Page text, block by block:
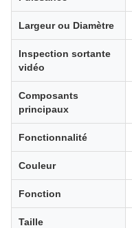
Largeur ou Diamètre
Inspection sortante
vidéo
Composants
principaux
Fonctionnalité
Couleur
Fonction
Taille